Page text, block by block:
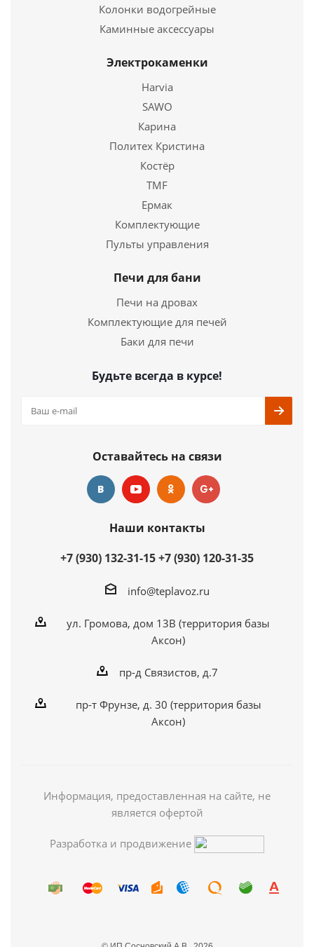
Подробнее
Печь-камин для бани чугунная "ВОЕВОДА" 20
(конвектор)
Подробнее
Колонки водогрейные
Каминные аксессуары
Электрокаменки
Harvia
SAWO
Карина
Политех Кристина
Костёр
TMF
Ермак
Комплектующие
Пульты управления
Печи для бани
Печи на дровах
Комплектующие для печей
Баки для печи
Будьте всегда в курсе!
Оставайтесь на связи
Наши контакты
+7 (930) 132-31-15+7 (930) 120-31-35
info@teplavoz.ru
ул. Громова, дом 13В (территория базы
Аксон)
пр-д Связистов, д.7
пр-т Фрунзе, д. 30 (территория базы
Аксон)
Информация, предоставленная на сайте, не
является офертой
Разработка и продвижение